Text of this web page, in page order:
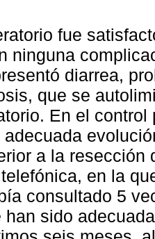
fue
ninguna
diarrea,
que se
En el
adecuada
a la resección
en la
consultado 5
han sido